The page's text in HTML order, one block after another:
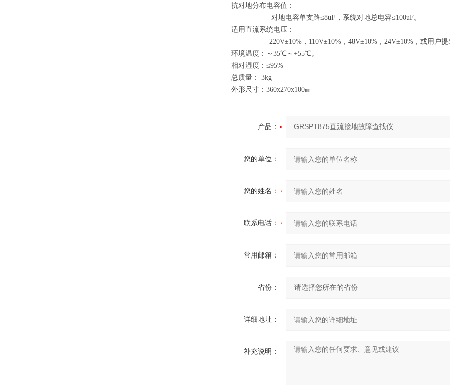
抗对地分布电容值：
对地电容单支路≤8uF，系统对地总电容≤100uF。
适用直流系统电压：
220V±10%，110V±10%，48V±10%，24V±10%，或用户提出
环境温度：～35℃～+55℃。
相对湿度：≤95%
总质量： 3kg
外形尺寸：360x270x100㎜
产品：
您的单位：
您的姓名：
联系电话：
常用邮箱：
省份：
详细地址：
补充说明：